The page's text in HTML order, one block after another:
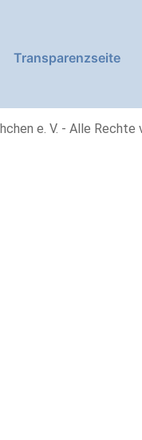
Transparenzseite
e. V. - Alle Rechte